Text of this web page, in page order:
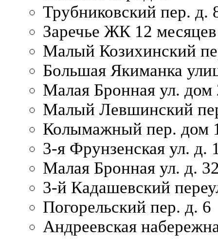
Трубниковский пер. д.
Заречье ЖК 12 месяцев
Малый Козихинский
Большая Якиманка
Малая Бронная ул. дом
Малый Левшинский
Колымажный пер. дом
3-я Фрунзенская ул. д.
Малая Бронная ул. д.
3-й Кадашевский
Погорельский пер. д. 6
Андреевская